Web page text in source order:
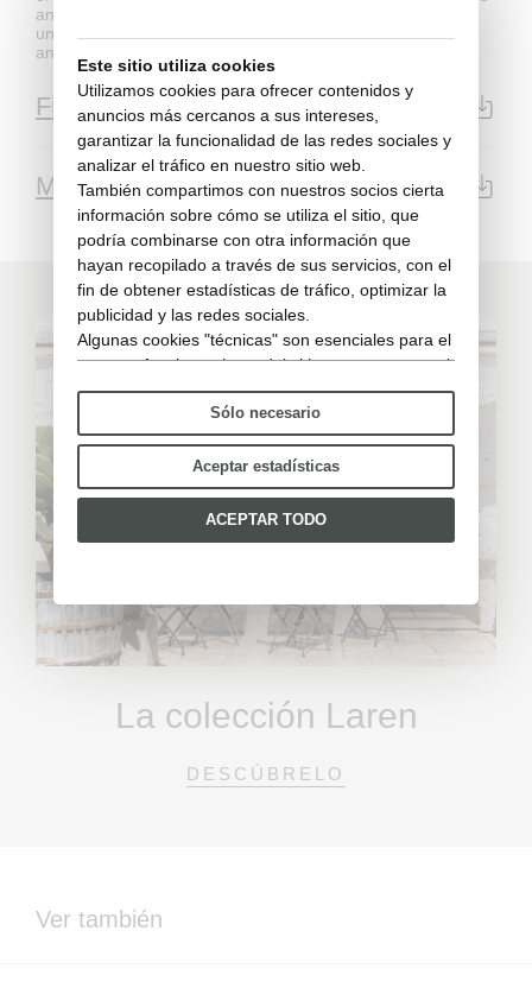
and can not be transferred in any way to third parties,
unrelated to the relationship between the professional user
and his client.
Ficha de Datos PDF | 16544KB
Modelo 3d 3DS | 1.7MB
La colección Laren
DESCÚBRELO
Ver también
Este sitio utiliza cookies
Utilizamos cookies para ofrecer contenidos y
anuncios más cercanos a sus intereses,
garantizar la funcionalidad de las redes sociales y
analizar el tráfico en nuestro sitio web.
También compartimos con nuestros socios cierta
información sobre cómo se utiliza el sitio, que
podría combinarse con otra información que
hayan recopilado a través de sus servicios, con el
fin de obtener estadísticas de tráfico, optimizar la
publicidad y las redes sociales.
Algunas cookies "técnicas" son esenciales para el
correcto funcionamiento del sitio y no procesan ni
comparten ningún dato personal con terceros.
Para saber más puedes consultar nuestra
de cookies.
Por favor, elige qué cookies aceptar:
Sólo necesario
Aceptar estadísticas
ACEPTAR TODO